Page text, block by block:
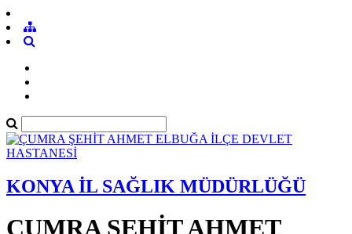
KONYA İL SAĞLIK MÜDÜRLÜĞÜ
ÇUMRA ŞEHİT AHMET